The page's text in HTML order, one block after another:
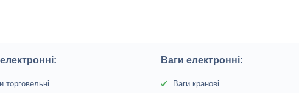
торговельні
Ваги електронні:
Ваги кранові